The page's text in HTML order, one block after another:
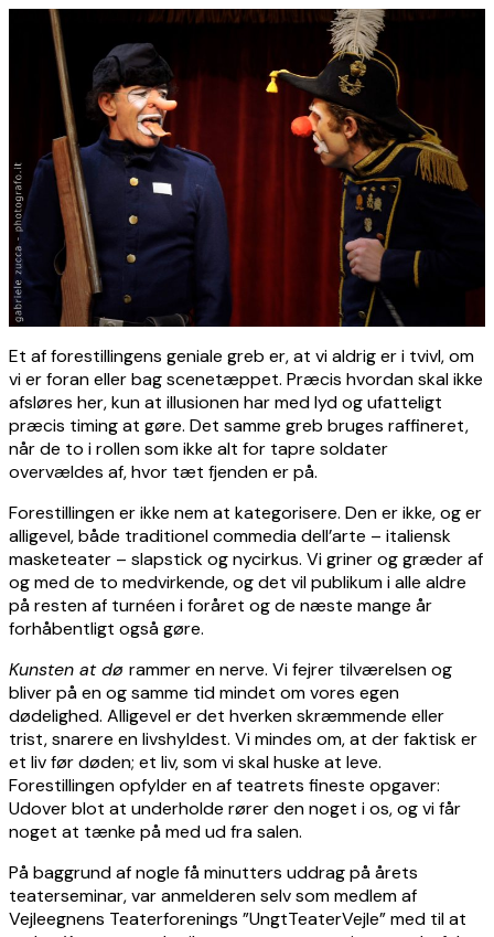
Et af forestillingens geniale greb er, at vi aldrig er i tvivl, om
vi er foran eller bag scenetæppet. Præcis hvordan skal ikke
afsløres her, kun at illusionen har med lyd og ufatteligt
præcis timing at gøre. Det samme greb bruges raffineret,
når de to i rollen som ikke alt for tapre soldater
overvældes af, hvor tæt fjenden er på.
Forestillingen er ikke nem at kategorisere. Den er ikke, og er
alligevel, både traditionel commedia dell’arte – italiensk
masketeater – slapstick og nycirkus. Vi griner og græder af
og med de to medvirkende, og det vil publikum i alle aldre
på resten af turnéen i foråret og de næste mange år
forhåbentligt også gøre.
Kunsten at dø rammer en nerve. Vi fejrer tilværelsen og
bliver på en og samme tid mindet om vores egen
dødelighed. Alligevel er det hverken skræmmende eller
trist, snarere en livshyldest. Vi mindes om, at der faktisk er
et liv før døden; et liv, som vi skal huske at leve.
Forestillingen opfylder en af teatrets fineste opgaver:
Udover blot at underholde rører den noget i os, og vi får
noget at tænke på med ud fra salen.
På baggrund af nogle få minutters uddrag på årets
teaterseminar, var anmelderen selv som medlem af
Vejleegnens Teaterforenings ”UngtTeaterVejle” med til at